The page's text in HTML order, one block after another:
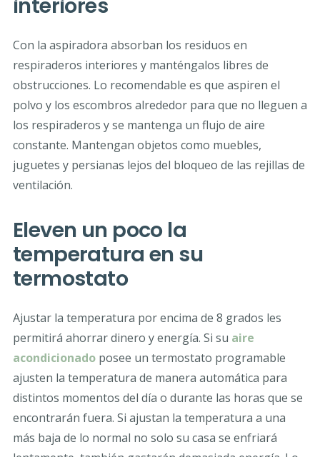
Con la aspiradora absorban los residuos en
respiraderos interiores y manténgalos libres de
obstrucciones. Lo recomendable es que aspiren el
polvo y los escombros alrededor para que no lleguen a
los respiraderos y se mantenga un flujo de aire
constante. Mantengan objetos como muebles,
juguetes y persianas lejos del bloqueo de las rejillas de
ventilación.
Eleven un poco la
temperatura en su
termostato
Ajustar la temperatura por encima de 8 grados les
permitirá ahorrar dinero y energía. Si su aire
acondicionadoposee un termostato programable
ajusten la temperatura de manera automática para
distintos momentos del día o durante las horas que se
encontrarán fuera. Si ajustan la temperatura a una
más baja de lo normal no solo su casa se enfriará